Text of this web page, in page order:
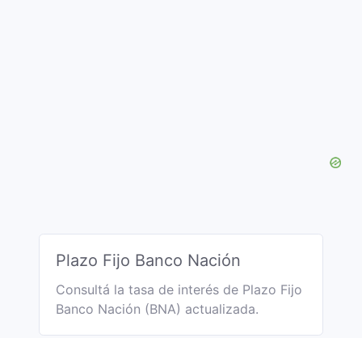
Plazo Fijo Banco Nación
Consultá la tasa de interés de Plazo Fijo
Banco Nación (BNA) actualizada.